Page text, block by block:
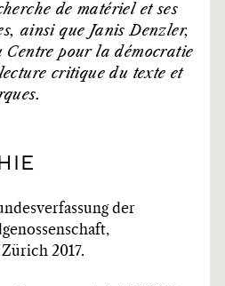
de matériel et ses
ainsi que Janis Denzler,
Centre pour la démocratie
critique du texte et
der
2017.